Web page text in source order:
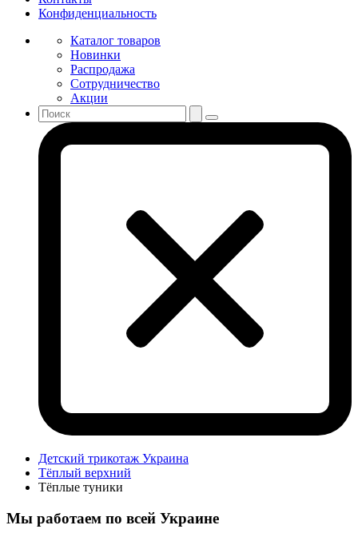
Конфиденциальность
Каталог товаров
Новинки
Распродажа
Сотрудничество
Акции
Детский трикотаж Украина
Тёплый верхний
Тёплые туники
Мы работаем по всей Украине